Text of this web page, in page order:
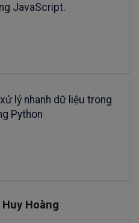
JavaScript.
lý nhanh dữ liệu trong
Python
Hoàng